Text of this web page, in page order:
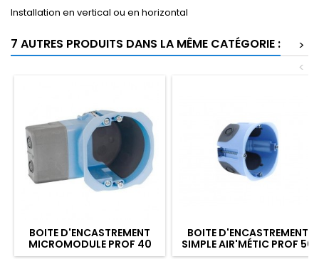
Installation en vertical ou en horizontal
7 AUTRES PRODUITS DANS LA MÊME CATÉGORIE :
>
<
BOITE D'ENCASTREMENT
MICROMODULE PROF 40
BOITE D'ENCASTREMENT
SIMPLE AIR'MÉTIC PROF 50